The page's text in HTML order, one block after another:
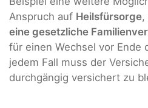
Anspruch auf Heilsfürsorge,
eine gesetzliche
für einen Wechsel vor Ende
jedem Fall muss der
durchgängig versichert zu